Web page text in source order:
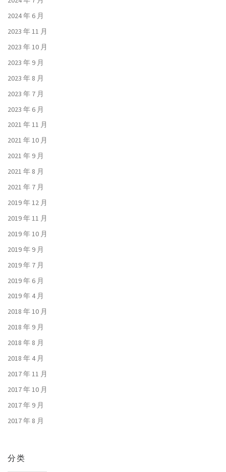
2024 年 6 月
2023 年 11 月
2023 年 10 月
2023 年 9 月
2023 年 8 月
2023 年 7 月
2023 年 6 月
2021 年 11 月
2021 年 10 月
2021 年 9 月
2021 年 8 月
2021 年 7 月
2019 年 12 月
2019 年 11 月
2019 年 10 月
2019 年 9 月
2019 年 7 月
2019 年 6 月
2019 年 4 月
2018 年 10 月
2018 年 9 月
2018 年 8 月
2018 年 4 月
2017 年 11 月
2017 年 10 月
2017 年 9 月
2017 年 8 月
分类